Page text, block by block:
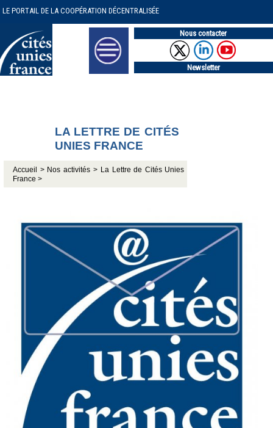
LE PORTAIL DE LA COOPÉRATION DÉCENTRALISÉE
Nous contacter
Newsletter
LA LETTRE DE CITÉS
UNIES FRANCE
Accueil > Nos activités >
La Lettre de Cités Unies
France >